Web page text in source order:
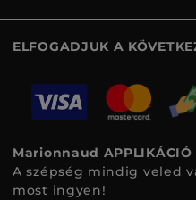
ELFOGADJUK A
Marionnaud APPLIKÁCIÓ
A szépség mindig veled
most ingyen!